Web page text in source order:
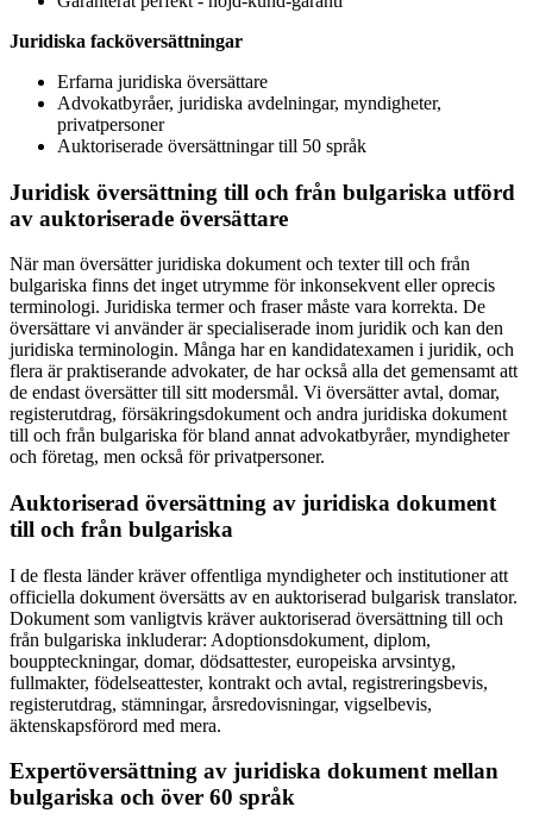
Juridiska facköversättningar
Erfarna juridiska översättare
Advokatbyråer, juridiska avdelningar, myndigheter,
privatpersoner
Auktoriserade översättningar till 50 språk
Juridisk översättning till och från bulgariska utförd
av auktoriserade översättare
När man översätter juridiska dokument och texter till och från
bulgariska finns det inget utrymme för inkonsekvent eller oprecis
terminologi. Juridiska termer och fraser måste vara korrekta. De
översättare vi använder är specialiserade inom juridik och kan den
juridiska terminologin. Många har en kandidatexamen i juridik, och
flera är praktiserande advokater, de har också alla det gemensamt att
de endast översätter till sitt modersmål. Vi översätter avtal, domar,
registerutdrag, försäkringsdokument och andra juridiska dokument
till och från bulgariska för bland annat advokatbyråer, myndigheter
och företag, men också för privatpersoner.
Auktoriserad översättning av juridiska dokument
till och från bulgariska
I de flesta länder kräver offentliga myndigheter och institutioner att
officiella dokument översätts av en auktoriserad bulgarisk translator.
Dokument som vanligtvis kräver auktoriserad översättning till och
från bulgariska inkluderar: Adoptionsdokument, diplom,
bouppteckningar, domar, dödsattester, europeiska arvsintyg,
fullmakter, födelseattester, kontrakt och avtal, registreringsbevis,
registerutdrag, stämningar, årsredovisningar, vigselbevis,
äktenskapsförord med mera.
Expertöversättning av juridiska dokument mellan
bulgariska och över 60 språk